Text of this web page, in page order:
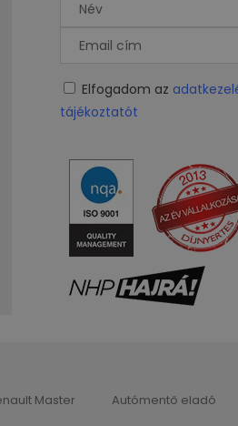
Elfogadom az
tájékoztatót
Master
Autómentő eladó